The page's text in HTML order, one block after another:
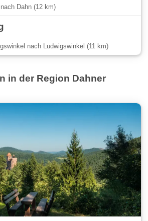
Dahn (12 km)
nach Ludwigswinkel (11 km)
in der Region Dahner